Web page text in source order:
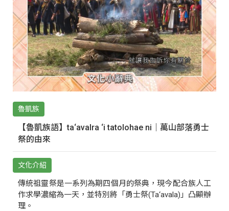
魯凱族
【魯凱族語】ta‘avalra ‘i tatolohae ni｜萬山部落勇士
祭的由來
文化介紹
傳統祖靈祭是一系列為期四個月的祭典，現今配合族人工
作求學濃縮為一天，並特別將「勇士祭(Ta‘avala)」凸顯辦
理。